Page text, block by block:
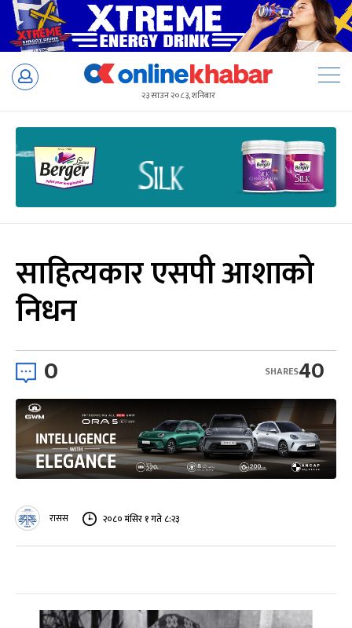
Skip
२३ साउन २०८३, शनिबार
साहित्यकार एसपी आशाको
निधन
0 40
SHARES
रासस २०८० मंसिर १ गते ८:२३